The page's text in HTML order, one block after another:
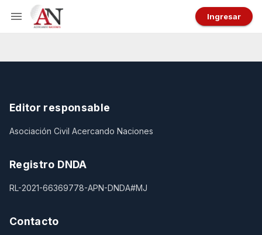
Ingresar
Editor responsable
Asociación Civil Acercando Naciones
Registro DNDA
RL-2021-66369778-APN-DNDA#MJ
Contacto